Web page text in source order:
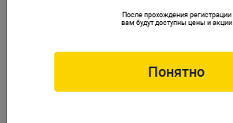
Нагреватель электронный Tetra HT Heater 50Вт electronic
После прохождения регистрации
вам будут доступны цены и акции
Понятно